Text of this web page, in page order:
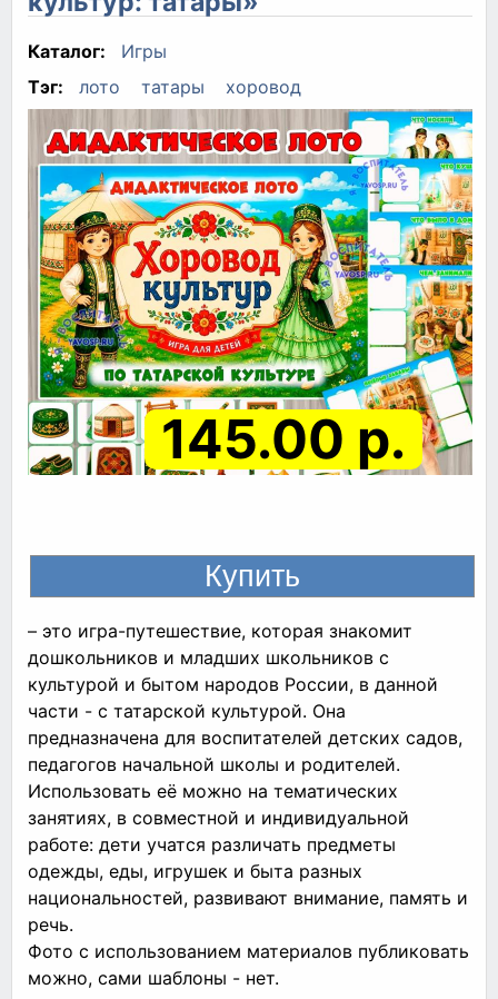
Каталог:
Игры
Тэг:
лото татары хоровод
145.00 р.
– это игра-путешествие, которая знакомит
дошкольников и младших школьников с
культурой и бытом народов России, в данной
части - с татарской культурой. Она
предназначена для воспитателей детских садов,
педагогов начальной школы и родителей.
Использовать её можно на тематических
занятиях, в совместной и индивидуальной
работе: дети учатся различать предметы
одежды, еды, игрушек и быта разных
национальностей, развивают внимание, память и
речь.
Фото с использованием материалов публиковать
можно, сами шаблоны - нет.